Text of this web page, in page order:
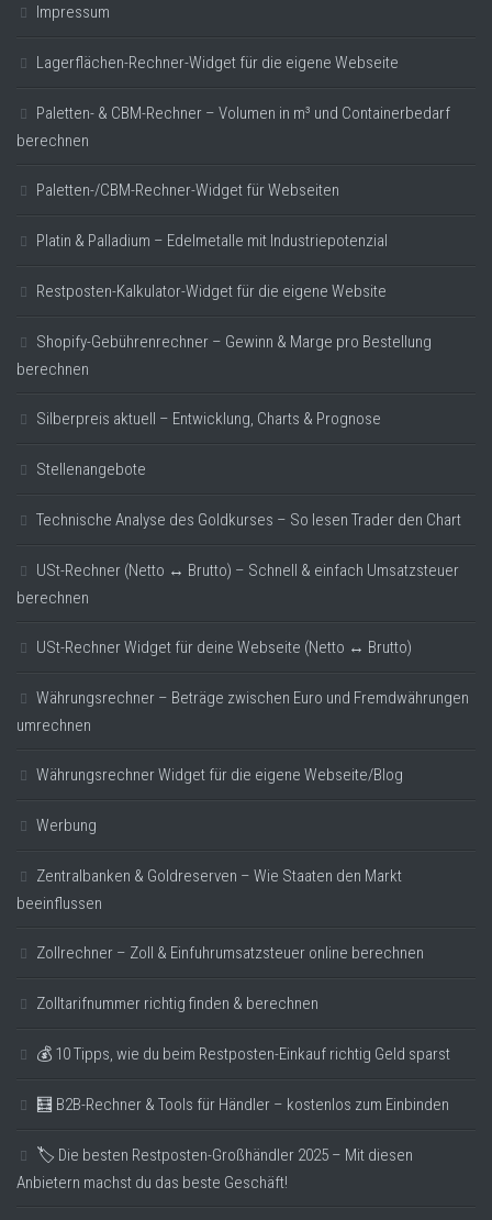
Impressum
Lagerflächen-Rechner-Widget für die eigene Webseite
Paletten- & CBM-Rechner – Volumen in m³ und Containerbedarf
berechnen
Paletten-/CBM-Rechner-Widget für Webseiten
Platin & Palladium – Edelmetalle mit Industriepotenzial
Restposten-Kalkulator-Widget für die eigene Website
Shopify-Gebührenrechner – Gewinn & Marge pro Bestellung
berechnen
Silberpreis aktuell – Entwicklung, Charts & Prognose
Stellenangebote
Technische Analyse des Goldkurses – So lesen Trader den Chart
USt-Rechner (Netto ↔ Brutto) – Schnell & einfach Umsatzsteuer
berechnen
USt-Rechner Widget für deine Webseite (Netto ↔ Brutto)
Währungsrechner – Beträge zwischen Euro und Fremdwährungen
umrechnen
Währungsrechner Widget für die eigene Webseite/Blog
Werbung
Zentralbanken & Goldreserven – Wie Staaten den Markt
beeinflussen
Zollrechner – Zoll & Einfuhrumsatzsteuer online berechnen
Zolltarifnummer richtig finden & berechnen
💰 10 Tipps, wie du beim Restposten-Einkauf richtig Geld sparst
🧮 B2B-Rechner & Tools für Händler – kostenlos zum Einbinden
🏷️ Die besten Restposten-Großhändler 2025 – Mit diesen
Anbietern machst du das beste Geschäft!